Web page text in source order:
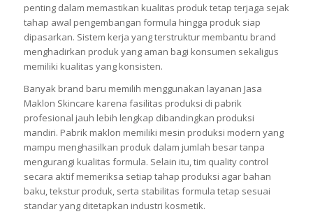
penting dalam memastikan kualitas produk tetap terjaga sejak
tahap awal pengembangan formula hingga produk siap
dipasarkan. Sistem kerja yang terstruktur membantu brand
menghadirkan produk yang aman bagi konsumen sekaligus
memiliki kualitas yang konsisten.
Banyak brand baru memilih menggunakan layanan Jasa
Maklon Skincare karena fasilitas produksi di pabrik
profesional jauh lebih lengkap dibandingkan produksi
mandiri. Pabrik maklon memiliki mesin produksi modern yang
mampu menghasilkan produk dalam jumlah besar tanpa
mengurangi kualitas formula. Selain itu, tim quality control
secara aktif memeriksa setiap tahap produksi agar bahan
baku, tekstur produk, serta stabilitas formula tetap sesuai
standar yang ditetapkan industri kosmetik.